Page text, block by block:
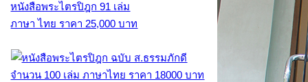
หนังสือพระไตรปิฎก 91 เล่ม
ภาษา ไทย ราคา 25,000 บาท